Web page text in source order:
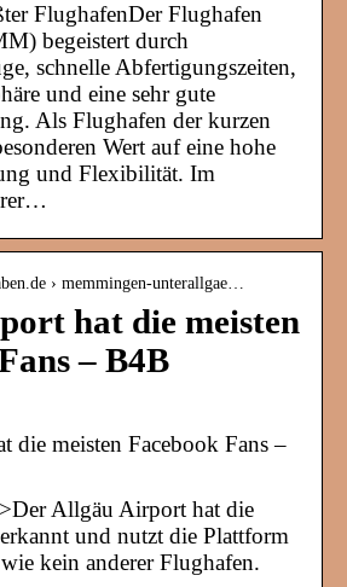
FlughafenDer Flughafen
begeistert durch
schnelle Abfertigungszeiten,
und eine sehr gute
Als Flughafen der kurzen
Wert auf eine hohe
und Flexibilität. Im
› memmingen-unterallgae…
hat die meisten
– B4B
die meisten Facebook Fans –
Allgäu Airport hat die
und nutzt die Plattform
kein anderer Flughafen.